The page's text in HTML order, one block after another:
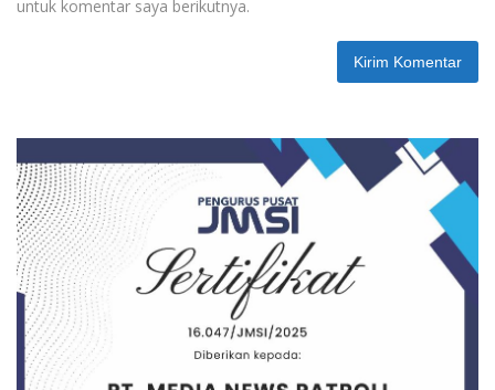
untuk komentar saya berikutnya.